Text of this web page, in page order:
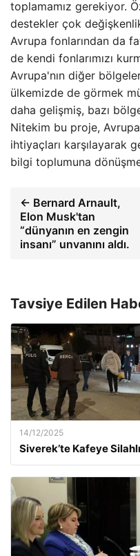
toplamamız gerekiyor.
destekler çok
Avrupa fonlarından da
de kendi fonlarımızı
Avrupa'nın diğer
ülkemizde de görmek
daha gelişmiş, bazı
Nitekim bu proje,
ihtiyaçları karşılayarak
bilgi toplumuna
← Bernard Arnault,
Elon Musk'tan
“dünyanın en zengin
insanı” unvanını aldı.
Tavsiye Edilen
14/12/2025
Siverek’te Kafeye